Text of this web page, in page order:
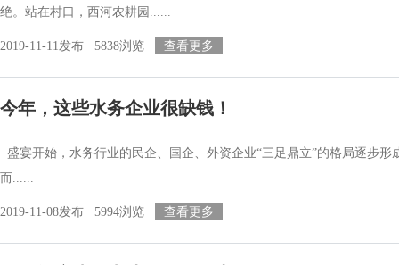
绝。站在村口，西河农耕园......
2019-11-11发布 5838浏览 查看更多
今年，这些水务企业很缺钱！
盛宴开始，水务行业的民企、国企、外资企业“三足鼎立”的格局逐步
而......
2019-11-08发布 5994浏览 查看更多